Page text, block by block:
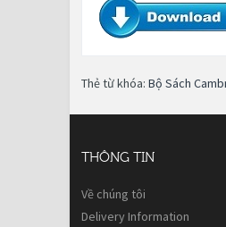
Thẻ từ khóa: Bộ Sách
THÔNG TIN
Về chúng tôi
Delivery Information